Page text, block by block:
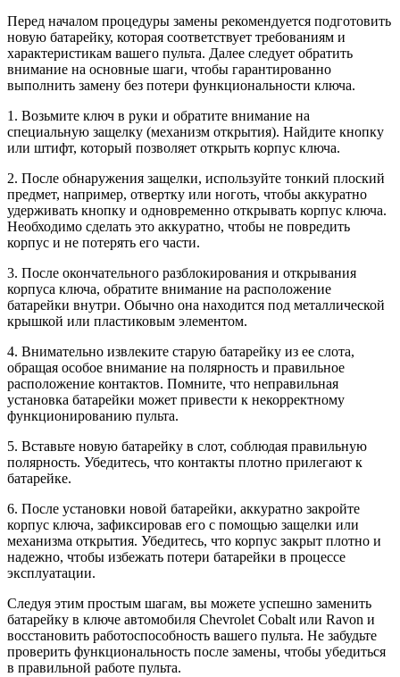
Перед началом процедуры замены рекомендуется подготовить
новую батарейку, которая соответствует требованиям и
характеристикам вашего пульта. Далее следует обратить
внимание на основные шаги, чтобы гарантированно
выполнить замену без потери функциональности ключа.
1. Возьмите ключ в руки и обратите внимание на
специальную защелку (механизм открытия). Найдите кнопку
или штифт, который позволяет открыть корпус ключа.
2. После обнаружения защелки, используйте тонкий плоский
предмет, например, отвертку или ноготь, чтобы аккуратно
удерживать кнопку и одновременно открывать корпус ключа.
Необходимо сделать это аккуратно, чтобы не повредить
корпус и не потерять его части.
3. После окончательного разблокирования и открывания
корпуса ключа, обратите внимание на расположение
батарейки внутри. Обычно она находится под металлической
крышкой или пластиковым элементом.
4. Внимательно извлеките старую батарейку из ее слота,
обращая особое внимание на полярность и правильное
расположение контактов. Помните, что неправильная
установка батарейки может привести к некорректному
функционированию пульта.
5. Вставьте новую батарейку в слот, соблюдая правильную
полярность. Убедитесь, что контакты плотно прилегают к
батарейке.
6. После установки новой батарейки, аккуратно закройте
корпус ключа, зафиксировав его с помощью защелки или
механизма открытия. Убедитесь, что корпус закрыт плотно и
надежно, чтобы избежать потери батарейки в процессе
эксплуатации.
Следуя этим простым шагам, вы можете успешно заменить
батарейку в ключе автомобиля Chevrolet Cobalt или Ravon и
восстановить работоспособность вашего пульта. Не забудьте
проверить функциональность после замены, чтобы убедиться
в правильной работе пульта.